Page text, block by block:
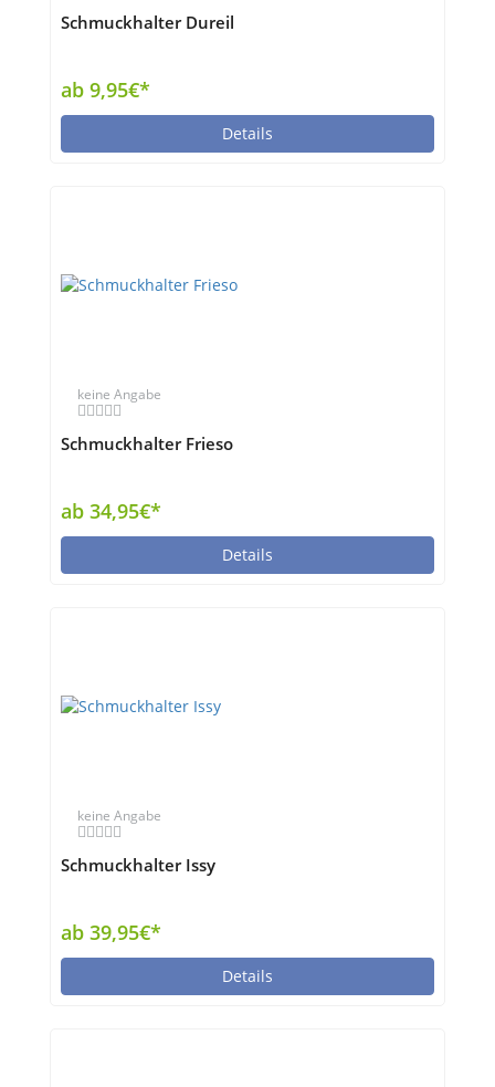
Schmuckhalter Dureil
ab 9,95€*
Details
keine Angabe
Schmuckhalter Frieso
ab 34,95€*
Details
keine Angabe
Schmuckhalter Issy
ab 39,95€*
Details